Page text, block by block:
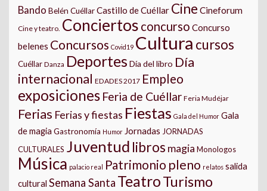
Bando Belén CuéllarCastillo de Cuéllar Cine Cineforum
Cine y teatro. Conciertos concurso Concurso
belenes Concursos Covid19 Cultura cursos
Cuéllar Danza Deportes Día del libro Día
internacional EDADES 2017 Empleo
exposiciones Feria de Cuéllar Feria Mudéjar
Ferias Ferias y fiestas Fiestas Gala del Humor Gala
de magia Gastronomía Humor Jornadas JORNADAS
CULTURALES Juventud libros magia Monologos
Música palacio real Patrimonio pleno relatos salida
cultural Semana Santa TeatroTurismo